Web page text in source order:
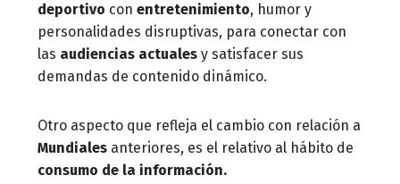
deportivo con entretenimiento, humor y
personalidades disruptivas, para conectar con
las audiencias actuales y satisfacer sus
demandas de contenido dinámico.
Otro aspecto que refleja el cambio con relación a
Mundiales anteriores, es el relativo al hábito de
consumo de la información.